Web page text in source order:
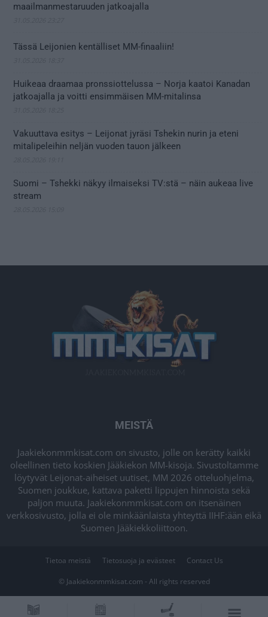
maailmanmestaruuden jatkoajalla
Tässä Leijonien kentälliset MM-finaaliin!
Huikeaa draamaa pronssiottelussa – Norja kaatoi Kanadan
jatkoajalla ja voitti ensimmäisen MM-mitalinsa
Vakuuttava esitys – Leijonat jyräsi Tshekin nurin ja eteni
mitalipeleihin neljän vuoden tauon jälkeen
Suomi – Tshekki näkyy ilmaiseksi TV:stä – näin aukeaa live
stream
MEISTÄ
Jaakiekonmmkisat.com on sivusto, jolle on kerätty kaikki
oleellinen tieto koskien Jääkiekon MM-kisoja. Sivustoltamme
löytyvät Leijonat-aiheiset uutiset, MM 2026 otteluohjelma,
Suomen joukkue, kattava paketti lippujen hinnoista sekä
paljon muuta. Jaakiekonmmkisat.com on itsenäinen
verkkosivusto, jolla ei ole minkäänlaista yhteyttä IIHF:ään eikä
Suomen Jääkiekkoliittoon.
Tietoa meistä Tietosuoja ja evästeet Contact Us
© Jaakiekonmmkisat.com - All rights reserved